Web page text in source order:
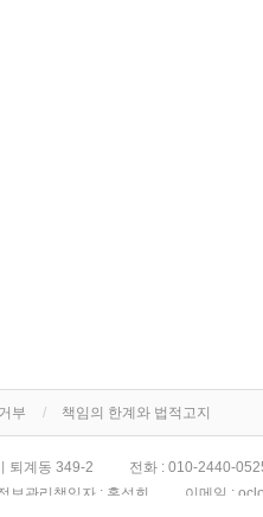
부 책임의 한계와 법적고지
퇴계동 349-2 전화 : 010-2440-
보관리책임자 : 홍성희 이메일 :